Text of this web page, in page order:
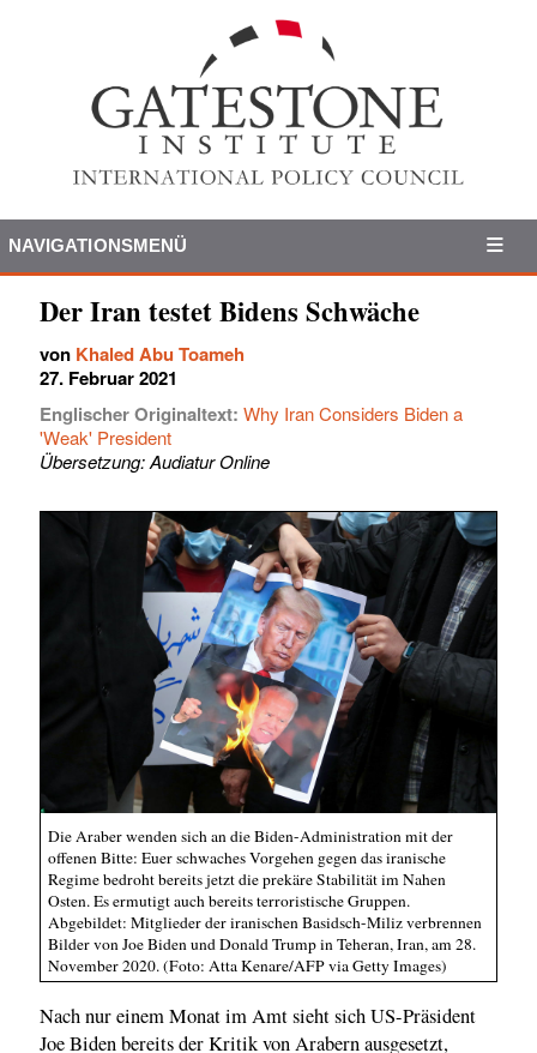
NAVIGATIONSMENÜ
Der Iran testet Bidens Schwäche
von Khaled Abu Toameh
27. Februar 2021
Englischer Originaltext: Why Iran Considers Biden a
'Weak' President
Übersetzung: Audiatur Online
Die Araber wenden sich an die Biden-Administration mit der
offenen Bitte: Euer schwaches Vorgehen gegen das iranische
Regime bedroht bereits jetzt die prekäre Stabilität im Nahen
Osten. Es ermutigt auch bereits terroristische Gruppen.
Abgebildet: Mitglieder der iranischen Basidsch-Miliz verbrennen
Bilder von Joe Biden und Donald Trump in Teheran, Iran, am 28.
November 2020. (Foto: Atta Kenare/AFP via Getty Images)
Nach nur einem Monat im Amt sieht sich US-Präsident
Joe Biden bereits der Kritik von Arabern ausgesetzt,